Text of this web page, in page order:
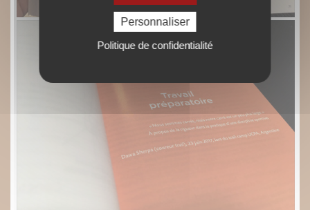
Personnaliser
Politique de confidentialité